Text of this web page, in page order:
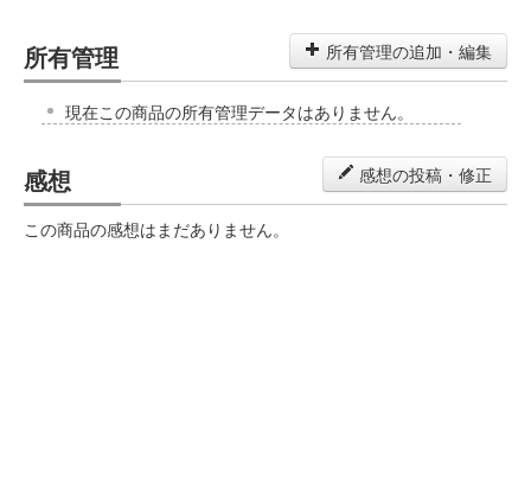
所有管理 所有管理の追加・編集
現在この商品の所有管理データはありません。
感想 感想の投稿・修正
この商品の感想はまだありません。